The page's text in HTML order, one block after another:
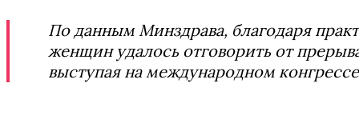
По данным Минздрава, благодаря
женщин удалось отговорить от
выступая на международном